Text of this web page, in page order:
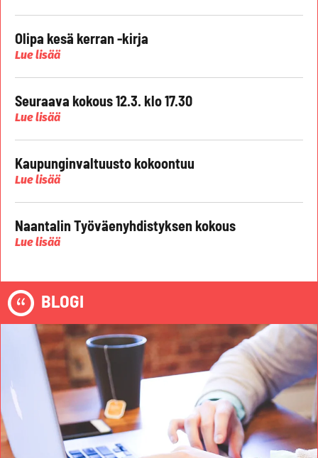
Olipa kesä kerran -kirja
Lue lisää
Seuraava kokous 12.3. klo 17.30
Lue lisää
Kaupunginvaltuusto kokoontuu
Lue lisää
Naantalin Työväenyhdistyksen kokous
Lue lisää
BLOGI